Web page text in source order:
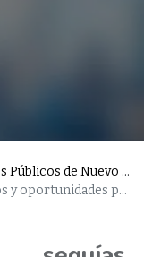
Publicaciones del Instituto de Contadores Públicos de Nuevo León
para las empresas